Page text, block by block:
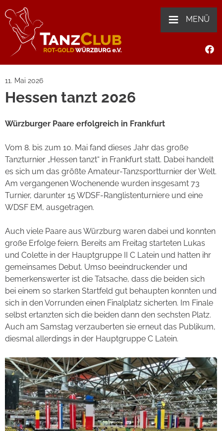
≡ MENÜ
11. Mai 2026
Hessen tanzt 2026
Würzburger Paare erfolgreich in Frankfurt
Vom 8. bis zum 10. Mai fand dieses Jahr das große
Tanzturnier „Hessen tanzt“ in Frankfurt statt. Dabei handelt
es sich um das größte Amateur-Tanzsportturnier der Welt.
Am vergangenen Wochenende wurden insgesamt 73
Turnier, darunter 15 WDSF-Ranglistenturniere und eine
WDSF EM, ausgetragen.
Auch viele Paare aus Würzburg waren dabei und konnten
große Erfolge feiern. Bereits am Freitag starteten Lukas
und Colette in der Hauptgruppe II C Latein und hatten ihr
gemeinsames Debut. Umso beeindruckender und
bemerkenswerter ist die Tatsache, dass die beiden sich
bei einem so starken Startfeld gut behaupten konnten und
sich in den Vorrunden einen Finalplatz sicherten. Im Finale
selbst ertanzten sich die beiden dann den sechsten Platz.
Auch am Samstag verzauberten sie erneut das Publikum,
diesmal allerdings in der Hauptgruppe C Latein.